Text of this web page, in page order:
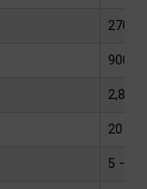
2700
900
2,80 ×
20 /
5 – 50